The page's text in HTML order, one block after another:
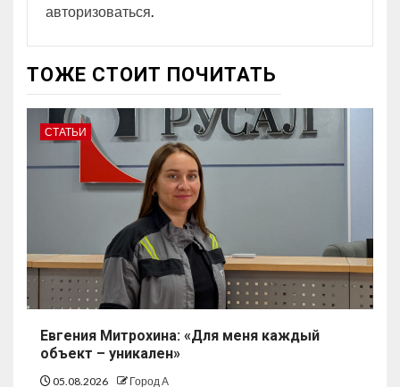
авторизоваться.
ТОЖЕ СТОИТ ПОЧИТАТЬ
СТАТЬИ
Евгения Митрохина: «Для меня каждый
объект – уникален»
05.08.2026 Город А